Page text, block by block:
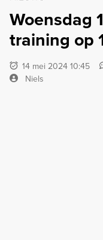
Woensdag
training op
14 mei 2024 10:45
Niels